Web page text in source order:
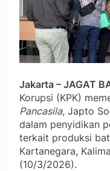
Jakarta – JAGAT
Korupsi (KPK)
Pancasila, Japto
dalam penyidikan
terkait produksi
Kartanegara,
(10/3/2026).